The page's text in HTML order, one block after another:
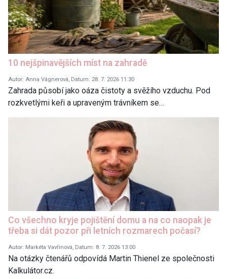
10 nejšpinavějších míst na zahradě
Autor: Anna Vágnerová, Datum: 28. 7. 2026 11:30
Zahrada působí jako oáza čistoty a svěžího vzduchu. Pod
rozkvetlými keři a upraveným trávníkem se…
Co všechno kryje pojištění domu a na co naopak je
třeba si dát pozor při letních rozmarech počasí?
Autor: Markéta Vavřinová, Datum: 8. 7. 2026 13:00
Na otázky čtenářů odpovídá Martin Thienel ze společnosti
Kalkulátor.cz.